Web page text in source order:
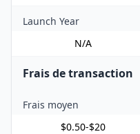
Launch Year
N/A
Frais de transaction
Frais moyen
$0.50-$20